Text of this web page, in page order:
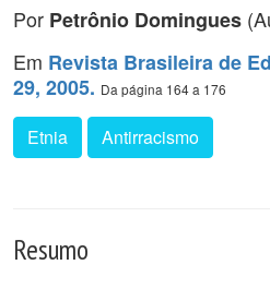
Por Petrônio Domingues
Em Revista Brasileira de
29, 2005. Da página 164 a 176
Etnia Antirracismo
Resumo